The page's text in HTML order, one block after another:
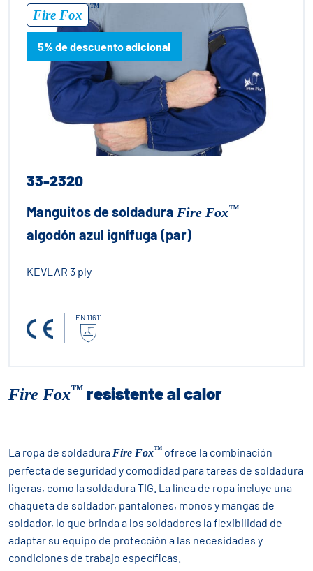
Fire Fox
™
5% de descuento adicional
33-2320
Manguitos de soldadura Fire Fox™
algodón azul ignífuga (par)
KEVLAR 3 ply
EN 11611
Fire Fox™ resistente al calor
La ropa de soldadura Fire Fox™ ofrece la combinación
perfecta de seguridad y comodidad para tareas de soldadura
ligeras, como la soldadura TIG. La línea de ropa incluye una
chaqueta de soldador, pantalones, monos y mangas de
soldador, lo que brinda a los soldadores la flexibilidad de
adaptar su equipo de protección a las necesidades y
condiciones de trabajo específicas.